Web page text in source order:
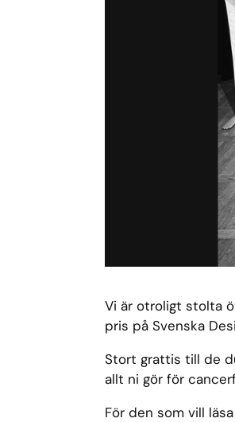
Vi är otroligt stolta
pris på Svenska
Stort grattis till de
allt ni gör för
För den som vill